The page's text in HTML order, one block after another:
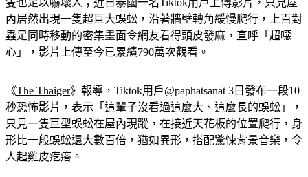
蜈蚣又稱百足蟲，多隻腳爬行的樣子令人聞之色變，即便很小
隻也足以嚇壞人；近日泰國一名Tiktok用戶上傳影片，只見屋
內居然出現一隻超巨大蜈蚣，沿著牆壁轉角緩慢爬行，上百對
蟲足同時移動的密集畫面令網友看得頭皮發麻，直呼「超噁
《The Thaiger 》報導，Tiktok用戶@paphatsanat 3日發布一段10
秒恐怖影片，表示「這輩子沒看過這麼大、這麼長的蜈蚣」，
只見一隻巨型蜈蚣在屋內現蹤，在接近天花板的位置爬行，身
形比一般蜈蚣還大數百倍，猶如異形，搭配驚悚背景音樂，令